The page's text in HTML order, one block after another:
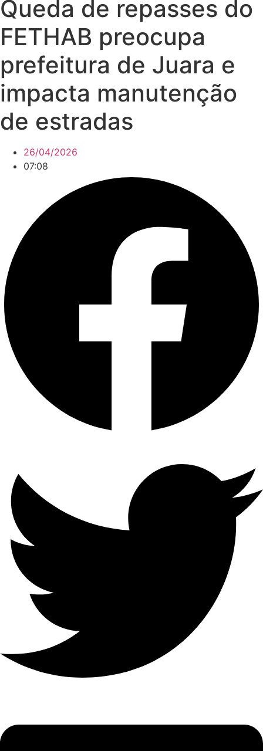
Queda de repasses do
FETHAB preocupa
prefeitura de Juara e
impacta manutenção
de estradas
26/04/2026
07:08